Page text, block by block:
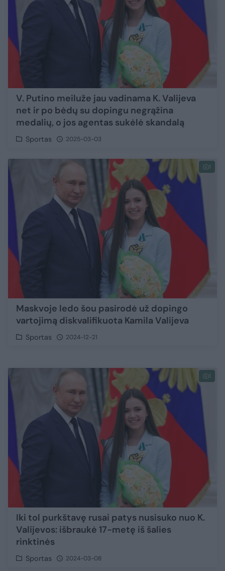
V. Putino meiluže jau vadinama K. Valijeva
net ir po bėdų su dopingu negrąžina
medalių, o jos agentas sukėlė skandalą
Sportas 2025-03-03
1
Maskvoje ledo šou pasirodė už dopingo
vartojimą diskvalifikuota Kamila Valijeva
Sportas 2024-12-21
1
Iki tol purkštavę rusai patys nusisuko nuo K.
Valijevos: išbraukė 17-metę iš šalies
rinktinės
Sportas 2024-03-08